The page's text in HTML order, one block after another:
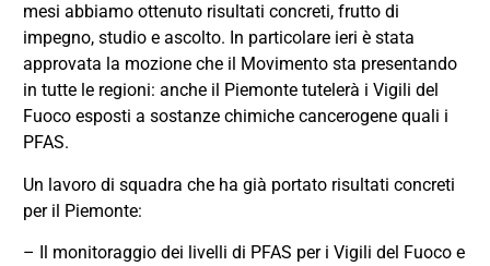
mesi abbiamo ottenuto risultati concreti, frutto di
impegno, studio e ascolto. In particolare ieri è stata
approvata la mozione che il Movimento sta presentando
in tutte le regioni: anche il Piemonte tutelerà i Vigili del
Fuoco esposti a sostanze chimiche cancerogene quali i
PFAS.
Un lavoro di squadra che ha già portato risultati concreti
per il Piemonte:
– Il monitoraggio dei livelli di PFAS per i Vigili del Fuoco e